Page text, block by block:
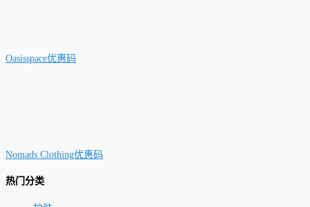
Oasisspace优惠码
Nomads Clothing优惠码
热门分类